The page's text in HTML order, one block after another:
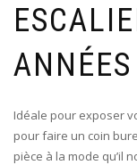
Idéale pour exposer
pour faire un coin
pièce à la mode qu’il